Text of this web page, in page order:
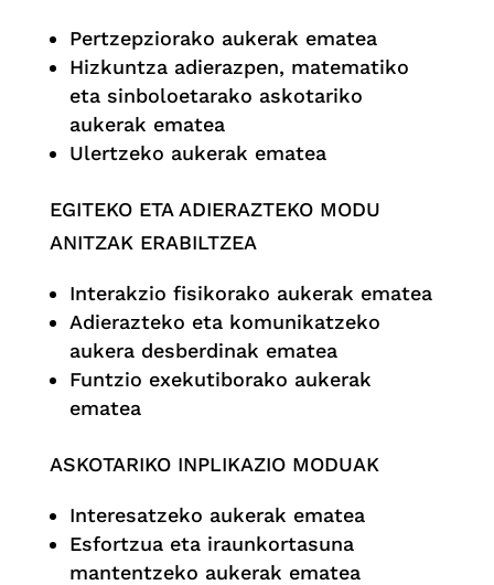
Pertzepziorako aukerak ematea
Hizkuntza adierazpen, matematiko
eta sinboloetarako askotariko
aukerak ematea
Ulertzeko aukerak ematea
EGITEKO ETA ADIERAZTEKO MODU
ANITZAK ERABILTZEA
Interakzio fisikorako aukerak ematea
Adierazteko eta komunikatzeko
aukera desberdinak ematea
Funtzio exekutiborako aukerak
ematea
ASKOTARIKO INPLIKAZIO MODUAK
Interesatzeko aukerak ematea
Esfortzua eta iraunkortasuna
mantentzeko aukerak ematea